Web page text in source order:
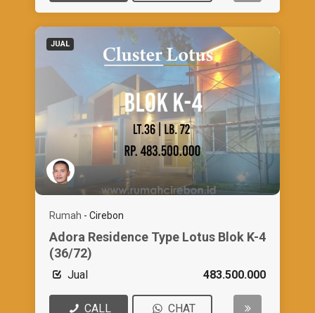
JUAL
Rumah - Cirebon
Adora Residence Type Lotus Blok K-4
(36/72)
Jual 483.500.000
CALL CHAT